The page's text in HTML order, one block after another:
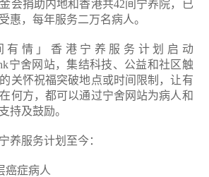
会捐助内地和香港共42间宁养院，已
惠，每年服务二万名病人。
有情」香港宁养服务计划启动
宁舍网站，集结科技、公益和社区触
关怀祝福突破地点或时间限制，让有
何方，都可以通过宁舍网站为病人和
持及鼓励。
养服务计划至今：
癌症病人